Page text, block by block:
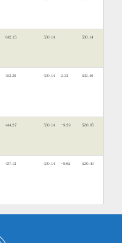
642.15 530.14 530.14
453.36 530.14 2.32 532.46
444.27 530.14 -9.29 520.85
437.12 530.14 -9.65 520.49